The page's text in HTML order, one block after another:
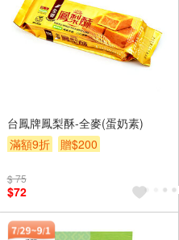
台鳳牌鳳梨酥-全麥(蛋奶素)
滿額9折
贈$200
$ 75
$72